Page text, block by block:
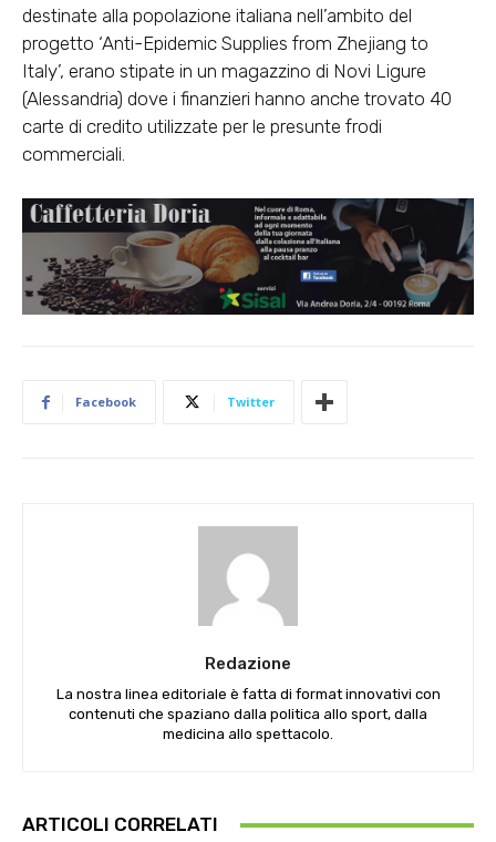
destinate alla popolazione italiana nell’ambito del
progetto ‘Anti-Epidemic Supplies from Zhejiang to
Italy’, erano stipate in un magazzino di Novi Ligure
(Alessandria) dove i finanzieri hanno anche trovato 40
carte di credito utilizzate per le presunte frodi
commerciali.
Facebook Twitter
Redazione
La nostra linea editoriale è fatta di format innovativi con
contenuti che spaziano dalla politica allo sport, dalla
medicina allo spettacolo.
ARTICOLI CORRELATI